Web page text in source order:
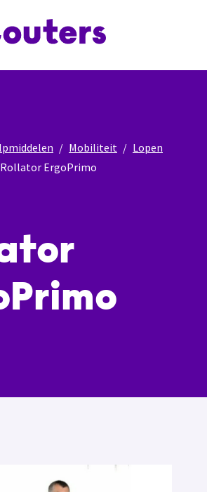
Mobiliteit
Lopen
Rollator ErgoPrimo